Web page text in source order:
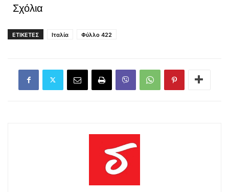
Σχόλια
ΕΤΙΚΕΤΕΣ Ιταλία Φύλλο 422